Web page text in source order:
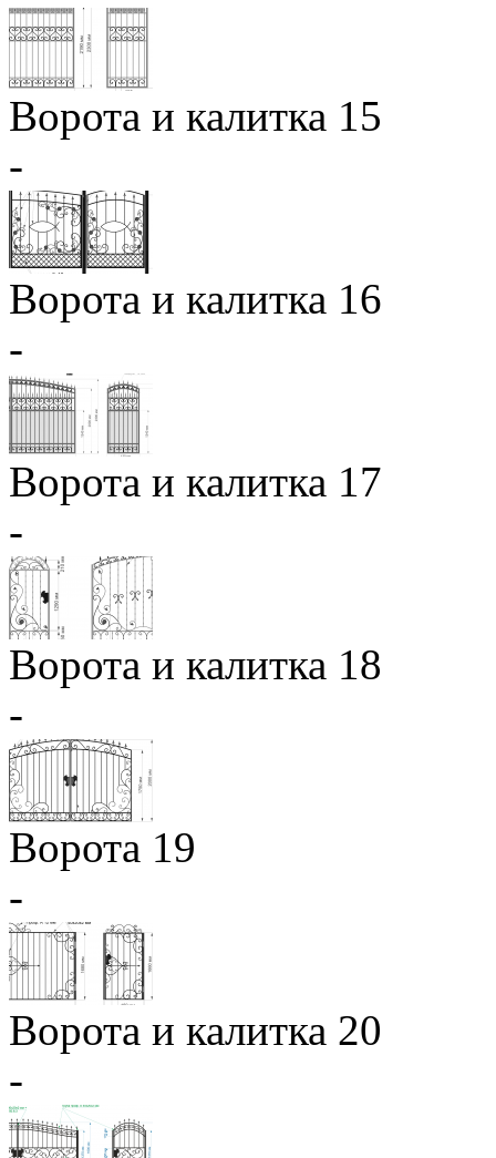
Ворота и калитка 15
-
Ворота и калитка 16
-
Ворота и калитка 17
-
Ворота и калитка 18
-
Ворота 19
-
Ворота и калитка 20
-